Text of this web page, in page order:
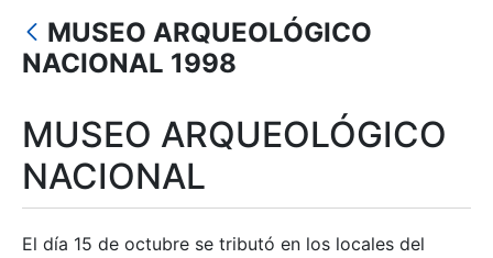
Mostrar/Ocultar
Mostrar/Ocultar
MUSEO ARQUEOLÓGICO
NACIONAL 1998
MUSEO ARQUEOLÓGICO
NACIONAL
El día 15 de octubre se tributó en los locales del